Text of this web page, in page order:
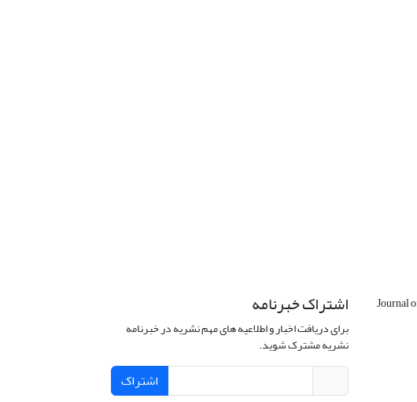
Journal اشتراک خبرنامه
برای دریافت اخبار و اطلاعیه های مهم نشریه در خبرنامه
نشریه مشترک شوید.
اشتراک